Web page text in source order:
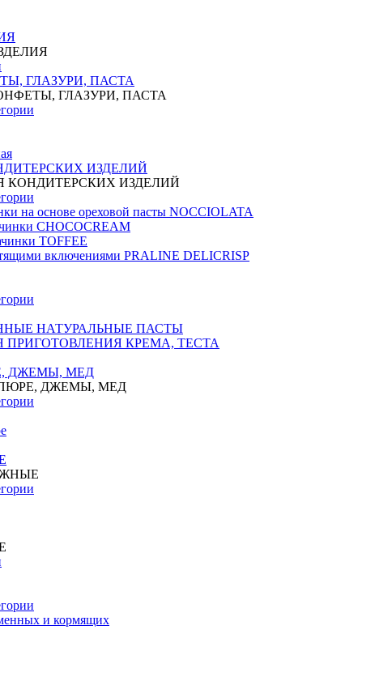
ГЛАЗУРИ, ПАСТА
ГЛАЗУРИ, ПАСТА
ИЗДЕЛИЙ
КОНДИТЕРСКИХ ИЗДЕЛИЙ
на основе ореховой пасты NOCCIOLATA
CHOCOCREAM
TOFFEE
включениями PRALINE DELICRISP
НАТУРАЛЬНЫЕ ПАСТЫ
КРЕМА, ТЕСТА
ДЖЕМЫ, МЕД
ДЖЕМЫ, МЕД
и кормящих